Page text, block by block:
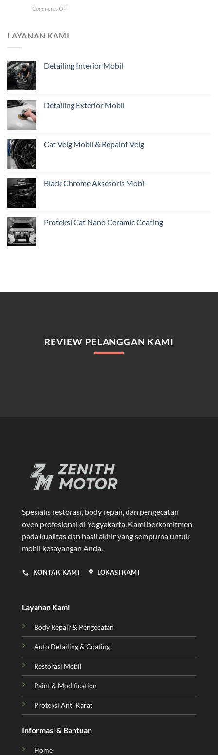
Jarak
Pemilik
Comments Offon
dari
Pentingnya
dari
LAYANAN KAMI
Detailing Interior Mobil
Detailing Exterior Mobil
Cat Velg Mobil & Repaint Velg
Black Chrome Aksesoris Mobil
Proteksi Cat Nano Ceramic Coating
REVIEW PELANGGAN KAMI
Spesialis restorasi, body repair, dan pengecatan
oven profesional di Yogyakarta. Kami berkomitmen
pada kualitas dan hasil akhir yang sempurna untuk
mobil kesayangan Anda.
KONTAK KAMI LOKASI KAMI
Layanan Kami
Body Repair & Pengecatan
Auto Detailing & Coating
Restorasi Mobil
Paint & Modification
Proteksi Anti Karat
Informasi & Bantuan
Home